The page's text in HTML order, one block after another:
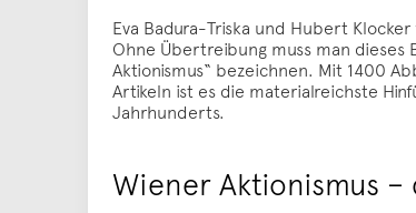
Eva Badura-Triska und Hubert
Ohne Übertreibung muss man
Aktionismus“ bezeichnen. Mit 1400
Artikeln ist es die materialreichste
Jahrhunderts.
Wiener Aktionismus